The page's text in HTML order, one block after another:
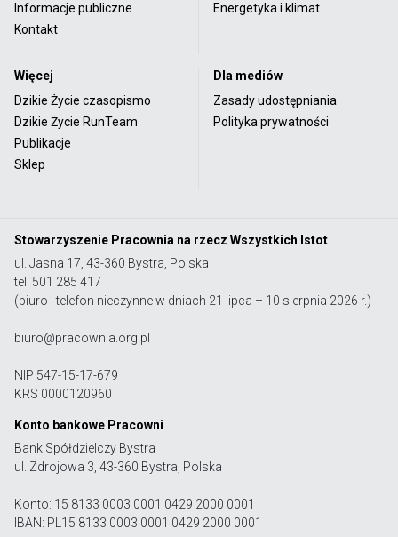
Informacje publiczne
Kontakt
Energetyka i klimat
Więcej
Dzikie Życie czasopismo
Dzikie Życie RunTeam
Publikacje
Sklep
Dla mediów
Zasady udostępniania
Polityka prywatności
Stowarzyszenie Pracownia na rzecz Wszystkich Istot
ul. Jasna 17, 43-360 Bystra, Polska
tel. 501 285 417
(biuro i telefon nieczynne w dniach 21 lipca – 10 sierpnia 2026 r.)
biuro@pracownia.org.pl
NIP 547-15-17-679
KRS 0000120960
Konto bankowe Pracowni
Bank Spółdzielczy Bystra
ul. Zdrojowa 3, 43-360 Bystra, Polska
Konto: 15 8133 0003 0001 0429 2000 0001
IBAN: PL15 8133 0003 0001 0429 2000 0001